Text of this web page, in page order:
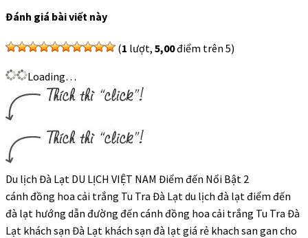
Đánh giá bài viết này
(1 lượt, 5,00điểm trên 5)
Loading…
Du lịch Đà Lạt DU LỊCH VIỆT NAM Điểm đến Nổi Bật 2
cánh đồng hoa cải trắng Tu Tra Đà Lạt du lịch đà lạt điểm đến
đà lạt hướng dẫn đường đến cánh đồng hoa cải trắng Tu Tra Đà
Lạt khách sạn Đà Lạt khách sạn đà lạt giá rẻ khach san gan cho